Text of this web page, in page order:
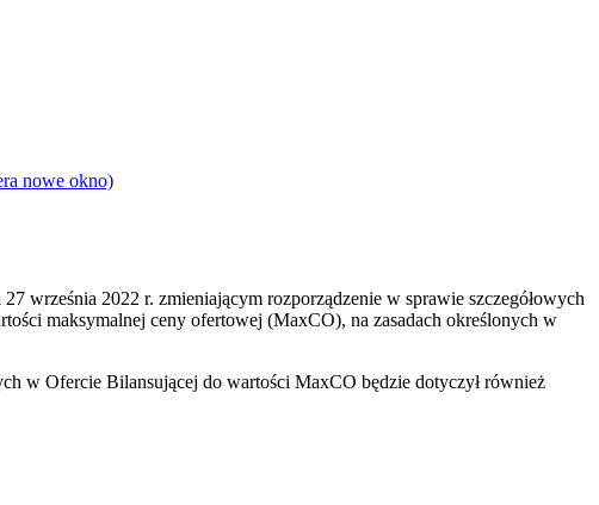
nowe okno)
września 2022 r. zmieniającym rozporządzenie w sprawie szczegółowych
maksymalnej ceny ofertowej (MaxCO), na zasadach określonych w
w Ofercie Bilansującej do wartości MaxCO będzie dotyczył również